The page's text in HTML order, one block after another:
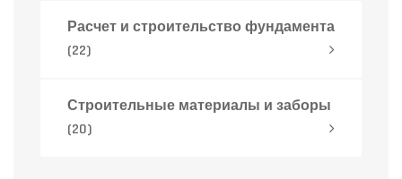
Расчет и строительство фундамента
(22)
Строительные материалы и заборы
(20)